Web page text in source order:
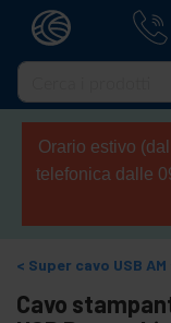
Orario estivo
telefonica dalle
Super cavo USB AM
Cavo